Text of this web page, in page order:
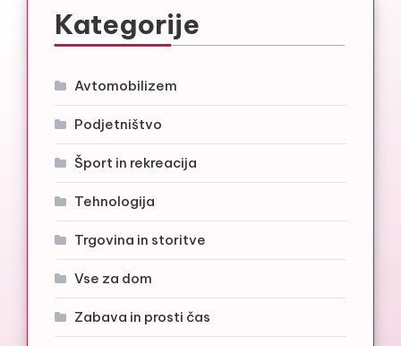
Kategorije
Avtomobilizem
Podjetništvo
Šport in rekreacija
Tehnologija
Trgovina in storitve
Vse za dom
Zabava in prosti čas